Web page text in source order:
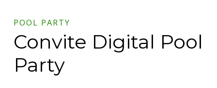
POOL PARTY
Convite Digital Pool
Party